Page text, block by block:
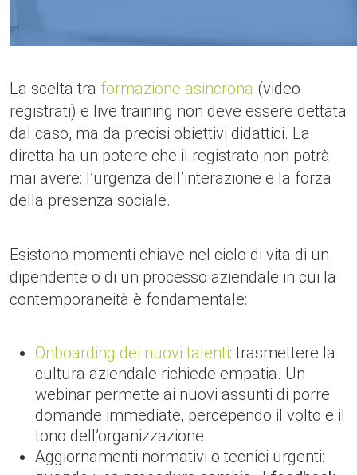
La scelta tra formazione asincrona (video
registrati) e live training non deve essere dettata
dal caso, ma da precisi obiettivi didattici. La
diretta ha un potere che il registrato non potrà
mai avere: l’urgenza dell’interazione e la forza
della presenza sociale.
Esistono momenti chiave nel ciclo di vita di un
dipendente o di un processo aziendale in cui la
contemporaneità è fondamentale:
Onboarding dei nuovi talenti: trasmettere la
cultura aziendale richiede empatia. Un
webinar permette ai nuovi assunti di porre
domande immediate, percependo il volto e il
tono dell’organizzazione.
Aggiornamenti normativi o tecnici urgenti: